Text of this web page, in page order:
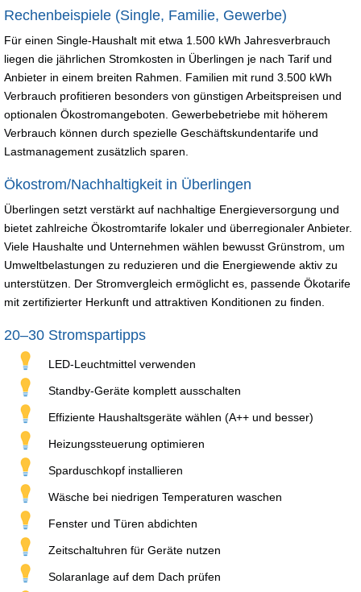
Rechenbeispiele (Single, Familie, Gewerbe)
Für einen Single-Haushalt mit etwa 1.500 kWh Jahresverbrauch
liegen die jährlichen Stromkosten in Überlingen je nach Tarif und
Anbieter in einem breiten Rahmen. Familien mit rund 3.500 kWh
Verbrauch profitieren besonders von günstigen Arbeitspreisen und
optionalen Ökostromangeboten. Gewerbebetriebe mit höherem
Verbrauch können durch spezielle Geschäftskundentarife und
Lastmanagement zusätzlich sparen.
Ökostrom/Nachhaltigkeit in Überlingen
Überlingen setzt verstärkt auf nachhaltige Energieversorgung und
bietet zahlreiche Ökostromtarife lokaler und überregionaler Anbieter.
Viele Haushalte und Unternehmen wählen bewusst Grünstrom, um
Umweltbelastungen zu reduzieren und die Energiewende aktiv zu
unterstützen. Der Stromvergleich ermöglicht es, passende Ökotarife
mit zertifizierter Herkunft und attraktiven Konditionen zu finden.
20–30 Stromspartipps
LED-Leuchtmittel verwenden
Standby-Geräte komplett ausschalten
Effiziente Haushaltsgeräte wählen (A++ und besser)
Heizungssteuerung optimieren
Sparduschkopf installieren
Wäsche bei niedrigen Temperaturen waschen
Fenster und Türen abdichten
Zeitschaltuhren für Geräte nutzen
Solaranlage auf dem Dach prüfen